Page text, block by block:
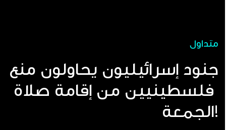
متداول
جنود إسرائيليون يحاولون منع
فلسطينيين من إقامة صلاة
الجمعة!